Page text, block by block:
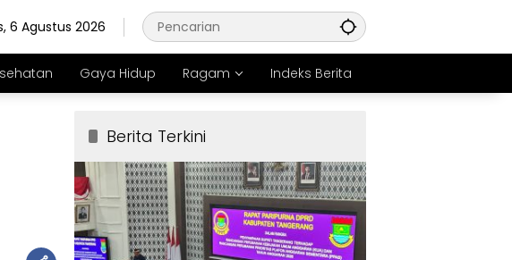
6 Agustus 2026
Gaya Hidup Ragam Indeks Berita
Berita Terkini